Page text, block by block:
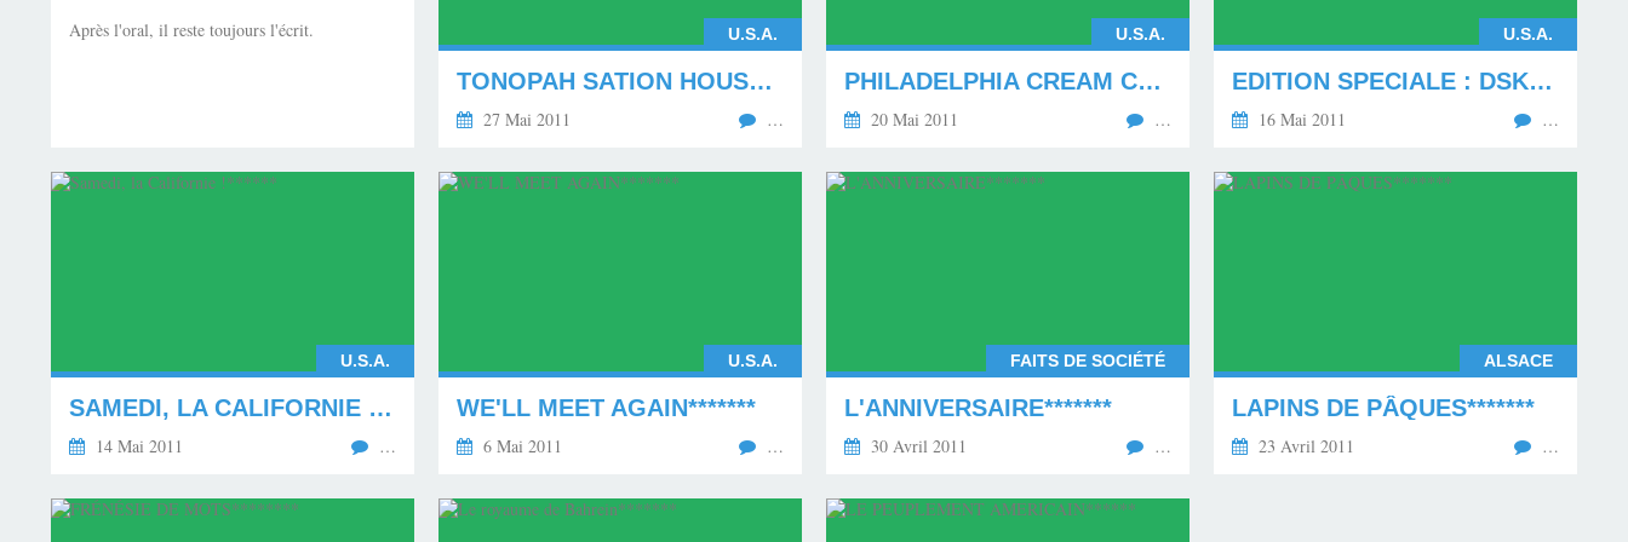
Après l'oral, il reste toujours l'écrit. U.S.A.
TONOPAH SATION HOUSE (1)* * * *
27 Mai 2011 …
U.S.A.
PHILADELPHIA CREAM CHEESE* * * * * *
20 Mai 2011 …
U.S.A.
EDITION SPECIALE : DSK*******
16 Mai 2011 …
U.S.A.
SAMEDI, LA CALIFORNIE !******
14 Mai 2011 …
U.S.A.
WE'LL MEET AGAIN*******
6 Mai 2011 …
FAITS DE SOCIÉTÉ
L'ANNIVERSAIRE*******
30 Avril 2011 …
ALSACE
LAPINS DE PÂQUES*******
23 Avril 2011 …